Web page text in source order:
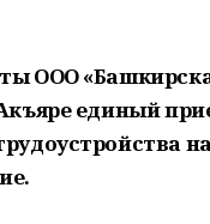
ООО
единый